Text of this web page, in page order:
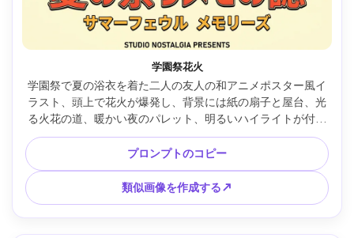
学園祭花火
学園祭で夏の浴衣を着た二人の友人の和アニメポスター風イ
ラスト、頭上で花火が爆発し、背景には紙の扇子と屋台、光
る火花の道、暖かい夜のパレット、明るいハイライトが付い
た清潔なセルシェーディング、楽しいノスタルジックなムー
ド、大きなタイトル領域と小さなクレジットストリップのポ
スターレイアウト --ar 4:5
プロンプトのコピー
類似画像を作成する↗